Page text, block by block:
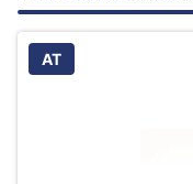
AT